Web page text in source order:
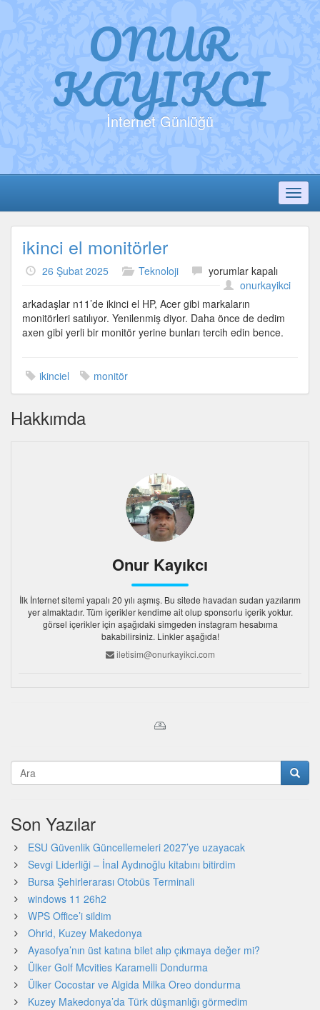
ONUR
KAYIKCI
İnternet Günlüğü
ikinci el monitörler
26 Şubat 2025 Teknoloji
ikinci
monitörler
için
yorumlar kapalı
onurkayikci
arkadaşlar n11’de ikinci el HP, Acer gibi markaların
monitörleri satılıyor. Yenilenmiş diyor. Daha önce de dedim
axen gibi yerli bir monitör yerine bunları tercih edin bence.
ikinciel monitör
Hakkımda
Onur Kayıkcı
İlk İnternet sitemi yapalı 20 yılı aşmış. Bu sitede havadan sudan yazılarım
yer almaktadır. Tüm içerikler kendime ait olup sponsorlu içerik yoktur.
görsel içerikler için aşağıdaki simgeden instagram hesabıma
bakabilirsiniz. Linkler aşağıda!
iletisim@onurkayikci.com
Son Yazılar
ESU Güvenlik Güncellemeleri 2027’ye uzayacak
Sevgi Liderliği – İnal Aydınoğlu kitabını bitirdim
Bursa Şehirlerarası Otobüs Terminali
windows 11 26h2
WPS Office’i sildim
Ohrid, Kuzey Makedonya
Ayasofya’nın üst katına bilet alıp çıkmaya değer mi?
Ülker Golf Mcvities Karamelli Dondurma
Ülker Cocostar ve Algida Milka Oreo dondurma
Kuzey Makedonya’da Türk düşmanlığı görmedim